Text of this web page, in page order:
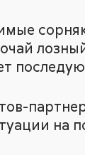
на